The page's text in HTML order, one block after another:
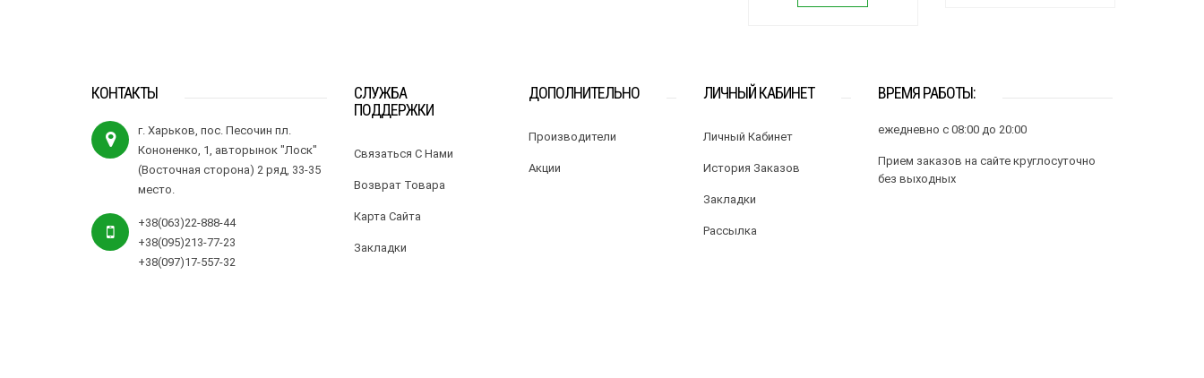
КОНТАКТЫ
г. Харьков, пос. Песочин пл.
Кононенко, 1, авторынок "Лоск"
(Восточная сторона) 2 ряд, 33-35
место.
+38(063)22-888-44
+38(095)213-77-23
+38(097)17-557-32
СЛУЖБА
ПОДДЕРЖКИ
Связаться С Нами
Возврат Товара
Карта Сайта
Закладки
ДОПОЛНИТЕЛЬНО
Производители
Акции
ЛИЧНЫЙ КАБИНЕТ
Личный Кабинет
История Заказов
Закладки
Рассылка
ВРЕМЯ РАБОТЫ:
ежедневно с 08:00 до 20:00
Прием заказов на сайте круглосуточно
без выходных